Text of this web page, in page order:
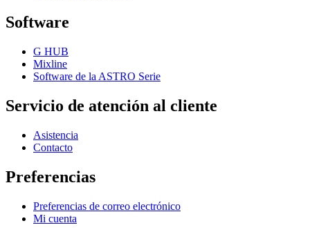
Software
G HUB
Mixline
Software de la ASTRO Serie
Servicio de atención al cliente
Asistencia
Contacto
Preferencias
Preferencias de correo electrónico
Mi cuenta